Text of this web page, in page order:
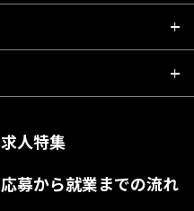
求人特集
応募から就業までの流れ